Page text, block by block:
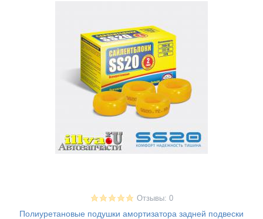
Отзывы: 0
Полиуретановые подушки амортизатора задней подвески